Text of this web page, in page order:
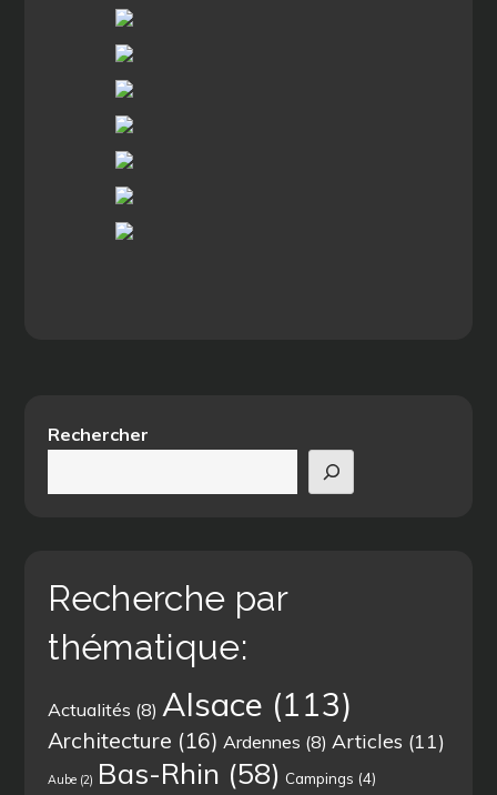
Rechercher
Recherche par
thématique:
Actualités (8) Alsace (113)
Architecture (16) Ardennes (8) Articles (11)
Aube (2) Bas-Rhin (58) Campings (4)